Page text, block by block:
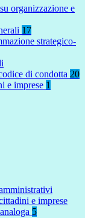
organizzazione e
17
strategico-
di condotta 20
e imprese 1
e imprese
5